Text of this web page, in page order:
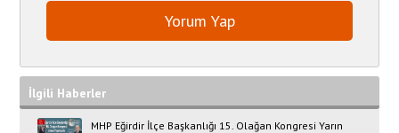
İlgili Haberler
MHP Eğirdir İlçe Başkanlığı 15. Olağan Kongresi Yarın